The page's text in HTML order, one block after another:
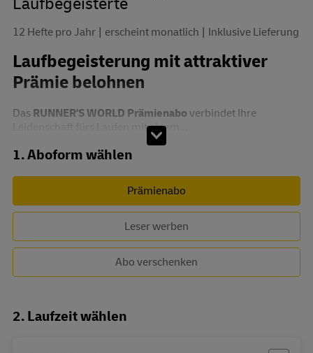
12 Hefte pro Jahr erscheint monatlich Inklusive Lieferung
Laufbegeisterung mit attraktiver
Prämie belohnen
Das RUNNER'S WORLD Prämienabo verbindet Ihre
Leidenschaft fürs Laufen mit einem...
Abo zusammenstellen
1. Aboform wählen
Prämienabo
Leser werben
Abo verschenken
2. Laufzeit wählen